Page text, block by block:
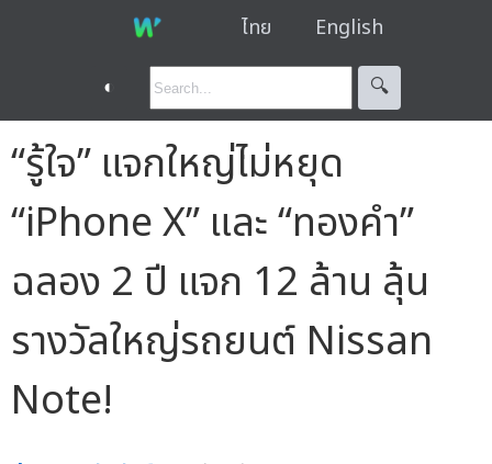
ไทย English
◐ 🔍︎
“รู้ใจ” แจกใหญ่ไม่หยุด
“iPhone X” และ “ทองคำ”
ฉลอง 2 ปี แจก 12 ล้าน ลุ้น
รางวัลใหญ่รถยนต์ Nissan
Note!